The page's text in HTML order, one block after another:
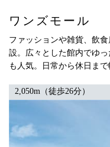
ワンズモール
ファッションや雑貨、飲
設。広々とした館内でゆ
も人気。日常から休日ま
2,050m（徒歩26分）